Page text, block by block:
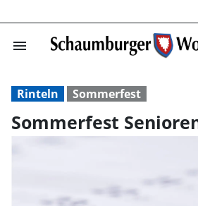
menu
Rinteln Sommerfest
Sommerfest